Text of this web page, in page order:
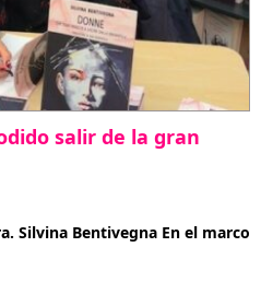
salir de la gran
Silvina Bentivegna En el marco